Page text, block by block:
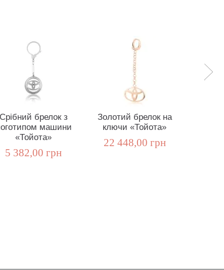
Срібний брелок з
машини
«Тойота»
5 382,00 грн
Золотий брелок на
ключи «Тойота»
22 448,00 грн